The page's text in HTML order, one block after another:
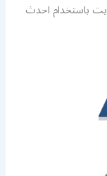
باستخدام احدث